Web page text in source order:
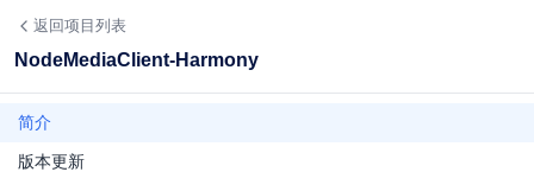
返回项目列表
NodeMediaClient-Harmony
简介
版本更新